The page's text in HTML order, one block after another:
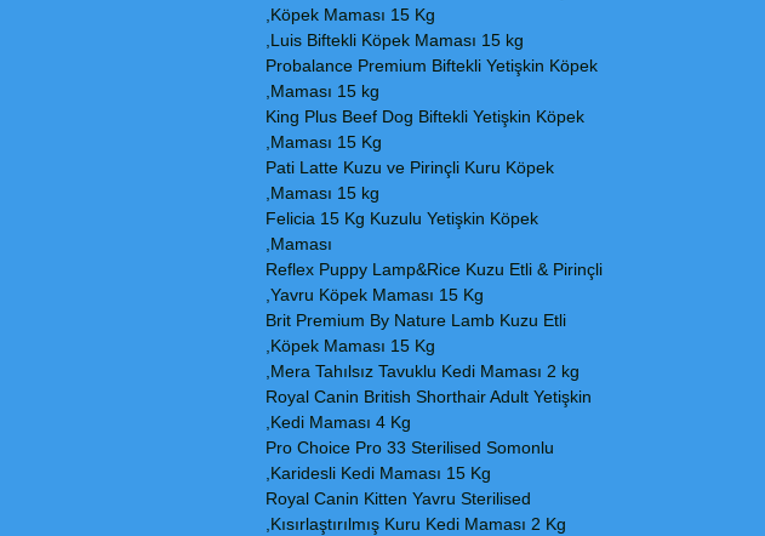
Köpek Maması 15 Kg,
Luis Biftekli Köpek Maması 15 kg,
Probalance Premium Biftekli Yetişkin Köpek
Maması 15 kg,
King Plus Beef Dog Biftekli Yetişkin Köpek
Maması 15 Kg,
Pati Latte Kuzu ve Pirinçli Kuru Köpek
Maması 15 kg,
Felicia 15 Kg Kuzulu Yetişkin Köpek
Maması,
Reflex Puppy Lamp&Rice Kuzu Etli & Pirinçli
Yavru Köpek Maması 15 Kg,
Brit Premium By Nature Lamb Kuzu Etli
Köpek Maması 15 Kg,
Mera Tahılsız Tavuklu Kedi Maması 2 kg,
Royal Canin British Shorthair Adult Yetişkin
Kedi Maması 4 Kg,
Pro Choice Pro 33 Sterilised Somonlu
Karidesli Kedi Maması 15 Kg,
Royal Canin Kitten Yavru Sterilised
Kısırlaştırılmış Kuru Kedi Maması 2 Kg,